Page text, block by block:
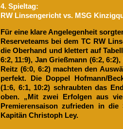
4. Spieltag:
RW Linsengericht vs. MSG
Für eine klare Angelegenheit
Reserveteams bei dem TC RW
die Oberhand und klettert auf
6:2, 11:9), Jan Grießmann (6:2,
Reitz (6:0, 6:2) machten den
perfekt. Die Doppel Hofmann/
(1:6, 6:1, 10:2) schraubten das
oben. „Mit zwei Erfolgen aus
Premierensaison zufrieden in die
Kapitän Christoph Ley.